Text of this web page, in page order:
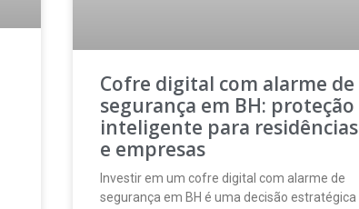
Cofre digital com alarme de
segurança em BH: proteção
inteligente para residências
e empresas
Investir em um cofre digital com alarme de
segurança em BH é uma decisão estratégica